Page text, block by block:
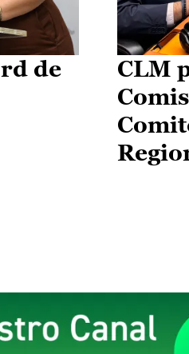
de
CLM